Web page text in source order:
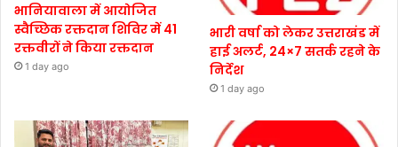
भानियावाला में आयोजित
स्वैच्छिक रक्तदान शिविर में 41
रक्तवीरों ने किया रक्तदान
1 day ago
भारी वर्षा को लेकर उत्तराखंड में
हाई अलर्ट, 24×7 सतर्क रहने के
निर्देश
1 day ago